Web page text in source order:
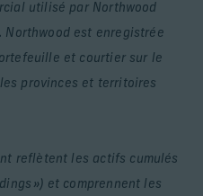
utilisé par Northwood
Northwood est enregistrée
et courtier sur le
provinces et territoires
reflètent les actifs cumulés
») et comprennent les